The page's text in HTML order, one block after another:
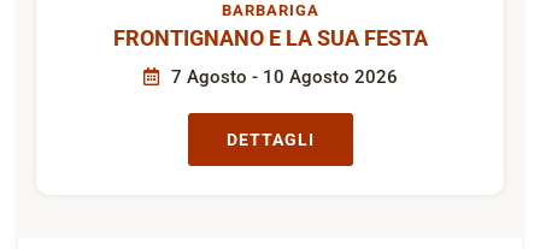
BARBARIGA
FRONTIGNANO E LA SUA FESTA
7 Agosto - 10 Agosto 2026
DETTAGLI